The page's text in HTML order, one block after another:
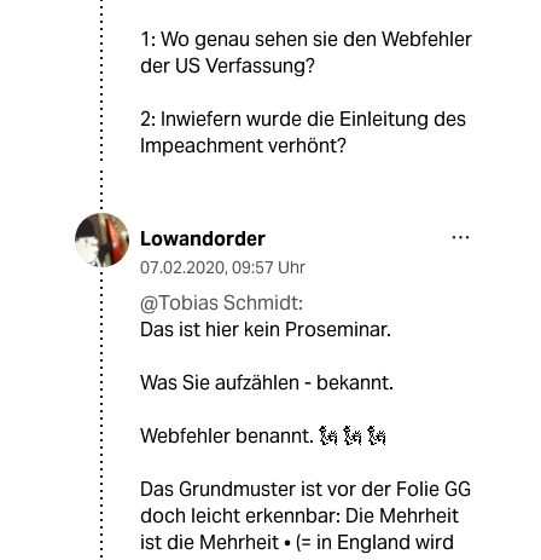
1: Wo genau sehen sie den Webfehler
der US Verfassung?
2: Inwiefern wurde die Einleitung des
Impeachment verhönt?
Lowandorder
07.02.2020, 09:57 Uhr
@Tobias Schmidt:
Das ist hier kein Proseminar.
Was Sie aufzählen - bekannt.
Webfehler benannt. 🗽 🗽 🗽
Das Grundmuster ist vor der Folie GG
doch leicht erkennbar: Die Mehrheit
ist die Mehrheit • (= in England wird